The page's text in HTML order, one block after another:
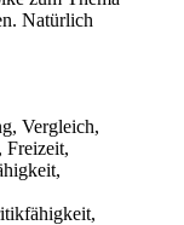
Natürlich
Vergleich,
Freizeit,